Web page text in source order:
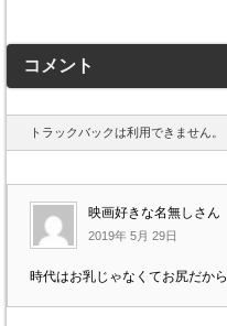
コメント
トラックバックは利用できません。
映画好きな名無しさん
2019年 5月 29日
時代はお乳じゃなくてお尻だから